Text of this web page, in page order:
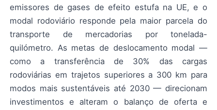
emissores de gases de efeito estufa na UE, e o
modal rodoviário responde pela maior parcela do
transporte de mercadorias por tonelada-
quilómetro. As metas de deslocamento modal —
como a transferência de 30% das cargas
rodoviárias em trajetos superiores a 300 km para
modos mais sustentáveis até 2030 — direcionam
investimentos e alteram o balanço de oferta e